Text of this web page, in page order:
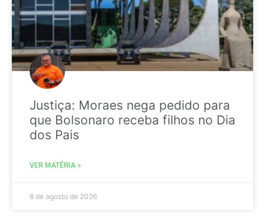
Justiça: Moraes nega pedido para
que Bolsonaro receba filhos no Dia
dos Pais
VER MATÉRIA »
8 de agosto de 2026